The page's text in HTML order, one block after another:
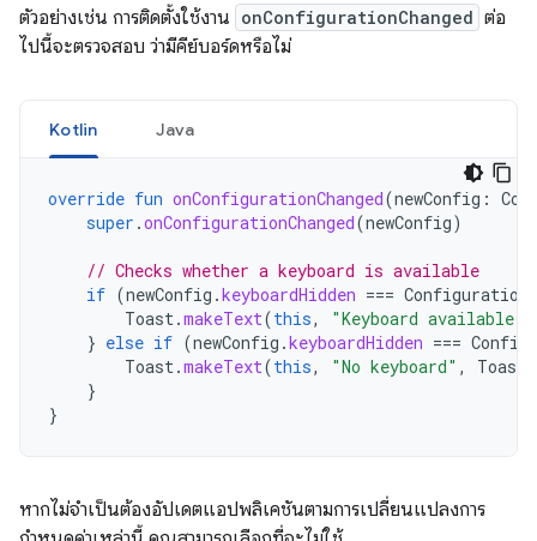
ตัวอย่างเช่น การติดตั้งใช้งาน onConfigurationChanged ต่อ
ไปนี้จะตรวจสอบ ว่ามีคีย์บอร์ดหรือไม่
Kotlin Java
override fun onConfigurationChanged(newConfig :
super .onConfigurationChanged(newConfig)
// Checks whether a keyboard is available
if (newConfig .keyboardHidden === Configuration
Toast.makeText(this, "Keyboard available"
} else if (newConfig .keyboardHidden ===
Toast.makeText(this, "No keyboard" , Toast
}
}
หากไม่จำเป็นต้องอัปเดตแอปพลิเคชันตามการเปลี่ยนแปลงการ